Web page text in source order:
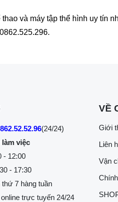
và máy tập thể hình uy tín
(24/24)
việc
- 12:00
- 17:30
7 hàng tuần
trực tuyến 24/24
VỀ
Giới
Liên
Vận